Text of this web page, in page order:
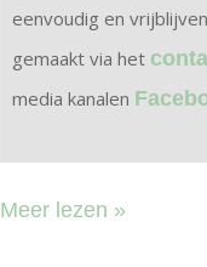
eenvoudig en
gemaakt via het
media kanalen
Meer lezen »